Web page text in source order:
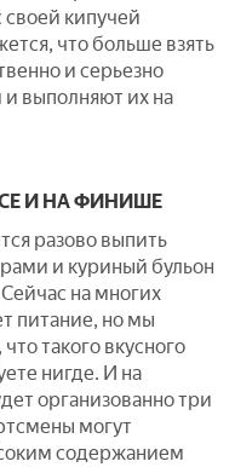
кипучей
что больше взять
и серьезно
и выполняют их на
И НА ФИНИШЕ
разово выпить
и куриный бульон
Сейчас на многих
питание, но мы
такого вкусного
нигде. И на
организованно три
могут
содержанием